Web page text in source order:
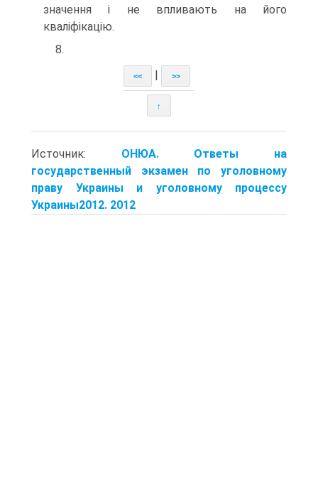
значення і не впливають на його
кваліфікацію.
8.
<< >>
↑
Источник: ОНЮА. Ответы на
государственный экзамен по уголовному
праву Украины и уголовному процессу
Украины2012. 2012